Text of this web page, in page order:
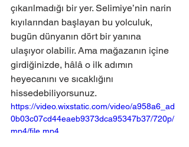
çıkarılmadığı bir yer. Selimiye’nin narin
kıyılarından başlayan bu yolculuk,
bugün dünyanın dört bir yanına
ulaşıyor olabilir. Ama mağazanın içine
girdiğinizde, hâlâ o ilk adımın
heyecanını ve sıcaklığını
hissedebiliyorsunuz.
https://video.wixstatic.com/video/a958a6_ad
0b03c07cd44eaeb9373dca95347b37/720p/
mp4/file.mp4